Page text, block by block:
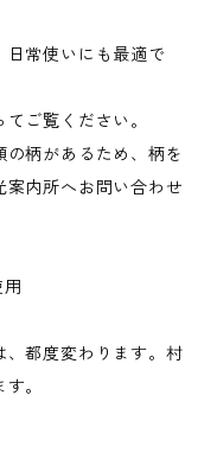
日常使いにも最適で
ご覧ください。
柄があるため、柄を
案内所へお問い合わせ
都度変わります。村
。